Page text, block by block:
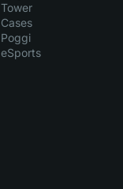
Tower
Cases
Poggi
eSports